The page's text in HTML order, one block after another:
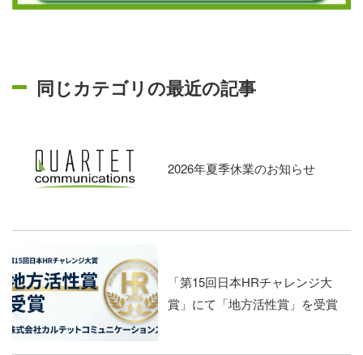
同じカテゴリの最近の記事
2026年夏季休業のお知らせ
「第15回日本HRチャレンジ大
賞」にて「地方活性賞」を受賞